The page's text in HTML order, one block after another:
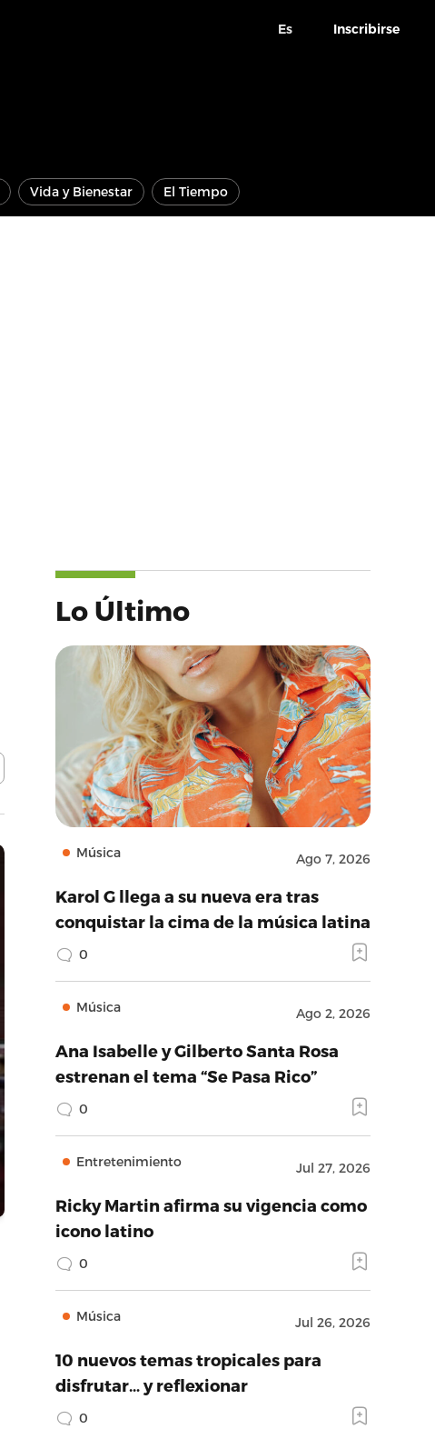
Es Inscribirse
Vida y Bienestar El Tiempo
Lo Último
Música Ago 7, 2026
Karol G llega a su nueva era tras
conquistar la cima de la música latina
0
Música Ago 2, 2026
Ana Isabelle y Gilberto Santa Rosa
estrenan el tema “Se Pasa Rico”
0
Entretenimiento Jul 27, 2026
Ricky Martin afirma su vigencia como
icono latino
0
Música Jul 26, 2026
10 nuevos temas tropicales para
disfrutar… y reflexionar
0